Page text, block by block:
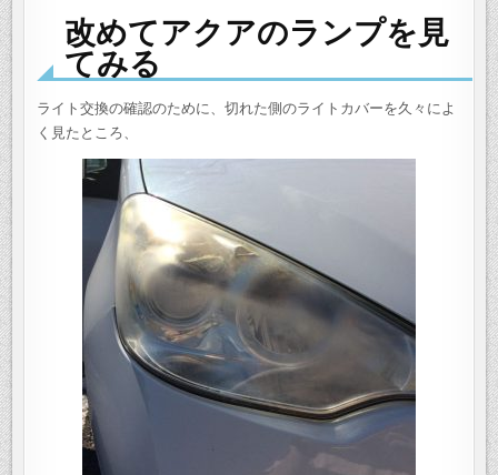
改めてアクアのランプを見
てみる
ライト交換の確認のために、切れた側のライトカバーを久々によ
く見たところ、